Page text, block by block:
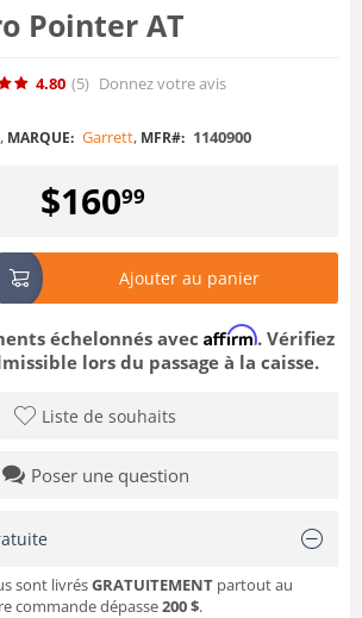
Pointer AT
4.80 (5) Donnez votre avis
, MARQUE: Garrett, MFR#: 1140900
$16099
Ajouter au panier
échelonnés avec Affirm. Vérifiez
lors du passage à la caisse.
Liste de souhaits
Poser une question
sont livrésGRATUITEMENT partout au
commande dépasse200 $.